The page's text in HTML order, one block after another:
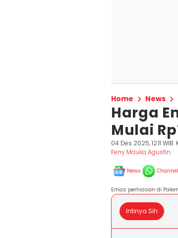
Home News
Harga
Mulai
04 Des 2025, 12:11 WIB
Feny Maulia Agustin
News Channel
Emas perhiasan di
Intinya Sih